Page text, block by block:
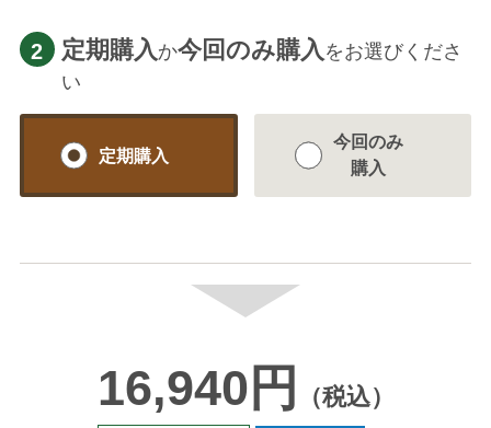
2 定期購入 か今回のみ購入 をお選びくださ
い
定期購入
今回のみ
購入
16,940円 （税込）